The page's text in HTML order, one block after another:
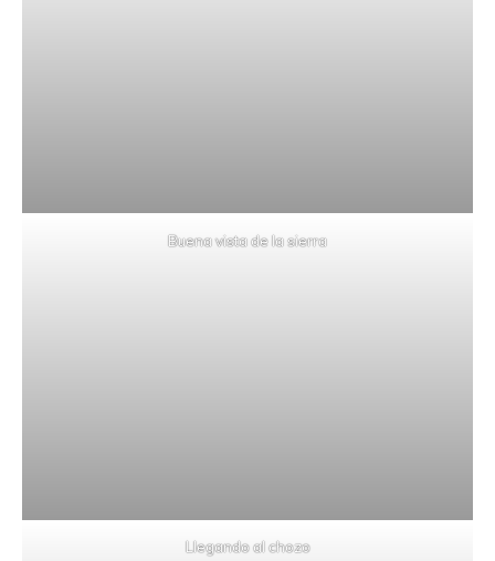
Buena vista de la sierra
Llegando al chozo